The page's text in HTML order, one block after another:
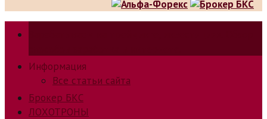
Информация
Все статьи сайта
Брокер БКС
ЛОХОТРОНЫ